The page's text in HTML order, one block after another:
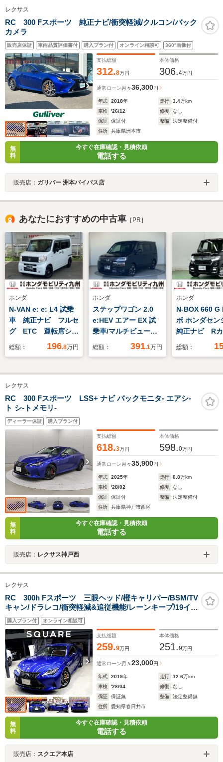
レクサス
RC 300 Fスポーツ 純正ナビ/衝突軽減/クルコン/バック
カメラ
販売店保証 車両品質評価書付 購入プラン付 オンライン相談可 360°画像付
支払総額
312.8万円
本体価格
306.4万円
通常ローン 月々36,300円
年式 2018年 走行 3.4万km
車検
'26/12 修復
なし
保証
保証付 整備
法定整備付
住所
兵庫県洲本市
無
料
今すぐ在庫確認・見積依頼
電話する
販売店： ガリバー 洲本バイパス店
あなたにおすすめの中古車 ［PR］
ホンダ
N-VAN e: e: L4 試乗
車 純正ナビ フルセ
グ ETC 運転席シー
総額： 196.8万円
ホンダ
ステップワゴン 2.0
e:HEV エアー EX 試
乗車/マルチビューカ
メラシステム/ブライ
サポート/
総額： 391.1万円
ホンダ
N-BOX 660 G
ボ ホンダセン
純正ナビ R
ブルートゥ
総額：
レクサス
RC 300 Fスポーツ LSS+ ナビ バックモニタ- エアシ-
ト シ-トメモリ-
ディーラー保証 購入プラン付
支払総額
618.3万円
本体価格
598.0万円
通常ローン 月々35,900円
年式 2025年 走行 0.8万km
車検
'28/02 修復
なし
保証
保証付 整備
法定整備付
住所
兵庫県神戸市西区
無
料
今すぐ在庫確認・見積依頼
電話する
販売店： レクサス神戸西
レクサス
RC 300h Fスポーツ 三眼ヘッド/橙キャリパー/BSM/TV
キャン/ドラレコ/衝突軽減&追従機能/レーンキープ/19イン
チ/シートヒーター&クーラー/パドルシフト/バックカメラ/
純正ナビ/フルセグ/Bluetooth/ETC
購入プラン付 オンライン相談可
支払総額
259.9万円
本体価格
251.9万円
通常ローン 月々23,000円
年式 2019年 走行 12.6万km
車検
'28/04 修復
なし
保証
保証無 整備
法定整備無
住所
愛知県春日井市
無
料
今すぐ在庫確認・見積依頼
電話する
販売店： スクエア本店